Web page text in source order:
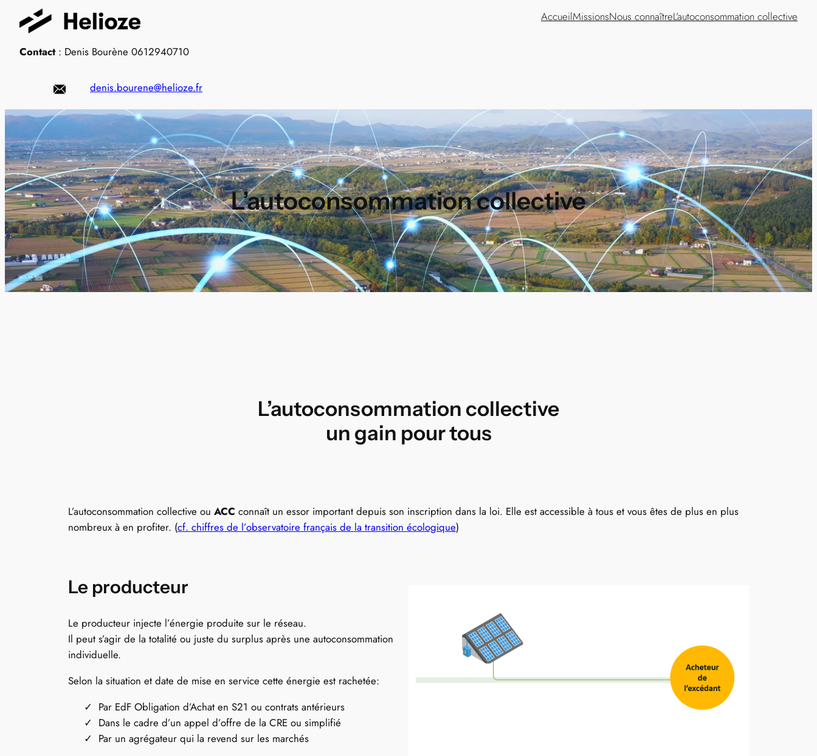
Contact : Denis Bourène 0612940710
denis.bourene@helioze.fr
AccueilMissionsNous connaîtreL’autoconsommation collective
L’autoconsommation collective
L’autoconsommation collective
un gain pour tous
L’autoconsommation collective ou ACC connaît un essor important depuis son inscription dans la loi. Elle est accessible à tous et vous êtes de plus en plus
nombreux à en profiter. (cf. chiffres de l’observatoire français de la transition écologique)
Le producteur
Le producteur injecte l’énergie produite sur le réseau.
Il peut s’agir de la totalité ou juste du surplus après une autoconsommation
individuelle.
Selon la situation et date de mise en service cette énergie est rachetée:
Par EdF Obligation d’Achat en S21 ou contrats antérieurs
Dans le cadre d’un appel d’offre de la CRE ou simplifié
Par un agrégateur qui la revend sur les marchés